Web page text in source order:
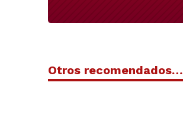
Otros recomendados…